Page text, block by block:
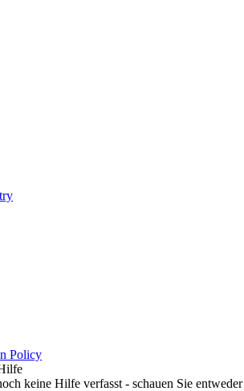
Policy
keine Hilfe verfasst - schauen Sie entweder